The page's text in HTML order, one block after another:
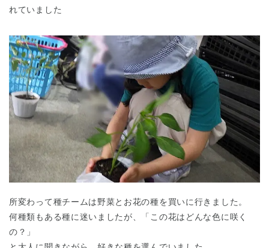
千葉県 千葉県 全域
埼玉県 埼玉県 全域
兵庫県 兵庫県 全域
れていました
所変わって種チームは野菜とお花の種を買いに行きました。
何種類もある種に迷いましたが、「この花はどんな色に咲く
の？」